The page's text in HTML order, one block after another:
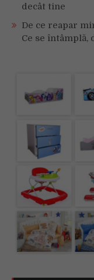
decât tine
De ce reapar
Ce se întâmplă,